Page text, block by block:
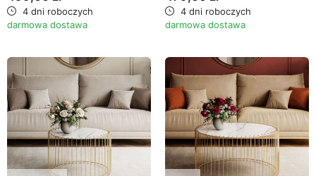
4 dni roboczych
darmowa dostawa
4 dni roboczych
darmowa dostawa